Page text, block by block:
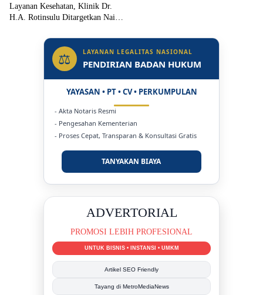
Layanan Kesehatan, Klinik Dr.
H.A. Rotinsulu Ditargetkan Naik
⚖ LAYANAN LEGALITAS NASIONAL
PENDIRIAN BADAN HUKUM
YAYASAN • PT • CV • PERKUMPULAN
- Akta Notaris Resmi
- Pengesahan Kementerian
- Proses Cepat, Transparan & Konsultasi Gratis
TANYAKAN BIAYA
DUKUNG KAMI
BERSAMA METROMEDIANEWS.CO
MEDIA INFORMASI TERPERCAYA
Publikasi Kegiatan
Berita Promosi